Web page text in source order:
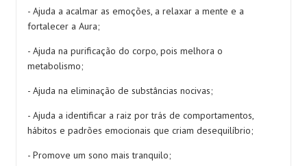
- Ajuda a acalmar as emoções, a relaxar a mente e a
fortalecer a Aura;
- Ajuda na purificação do corpo, pois melhora o
metabolismo;
- Ajuda na eliminação de substâncias nocivas;
- Ajuda a identificar a raiz por trás de comportamentos,
hábitos e padrões emocionais que criam desequilíbrio;
- Promove um sono mais tranquilo;